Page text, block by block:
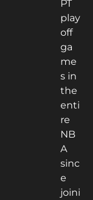
PT
play
off
ga
me
s in
the
enti
re
NB
A
sinc
e
joini